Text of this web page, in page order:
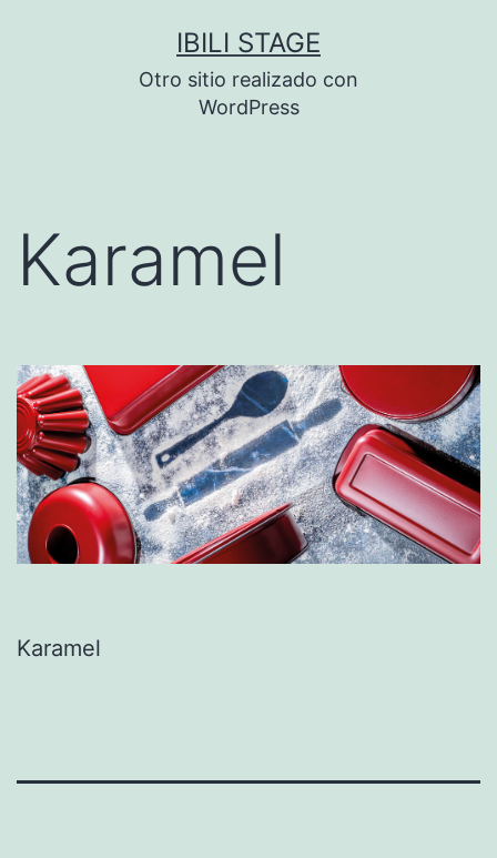
IBILI STAGE
Otro sitio realizado con
WordPress
Karamel
Karamel